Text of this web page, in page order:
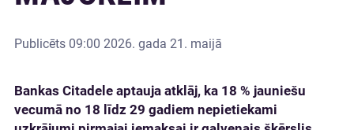
Publicēts 09:00 2026. gada 21. maijā
Bankas Citadele aptauja atklāj, ka 18 % jauniešu
vecumā no 18 līdz 29 gadiem nepietiekami